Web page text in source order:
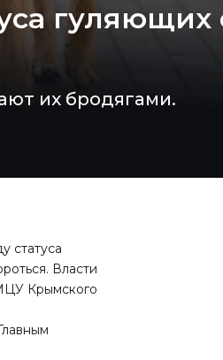
гуляющих
их бродягами.
статуса
Власти
Крымского